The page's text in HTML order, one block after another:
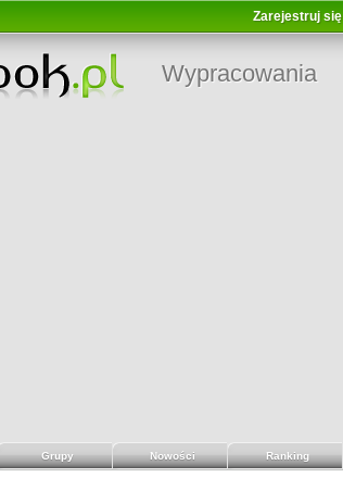
Zarejestruj się
Wypracowania
Grupy Nowości Ranking